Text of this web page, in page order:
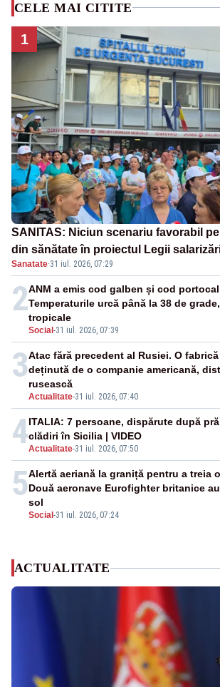
CELE MAI CITITE
1
SANITAS: Niciun scenariu favorabil
din sănătate în proiectul Legii
Sanatate·31 iul. 2026, 07:29
2
Social -31 iul. 2026, 07:39
ANM a emis cod galben și cod
Temperaturile urcă până la 38 de
tropicale
3
Actualitate-31 iul. 2026, 07:40
Atac fără precedent al Rusiei. O
deținută de o companie americană,
rusească
4Actualitate-31 iul. 2026, 07:50
ITALIA: 7 persoane, dispărute după
clădiri în Sicilia | VIDEO
5
Social -31 iul. 2026, 07:24
Alertă aeriană la graniță pentru a treia
Două aeronave Eurofighter britanice
sol
ACTUALITATE